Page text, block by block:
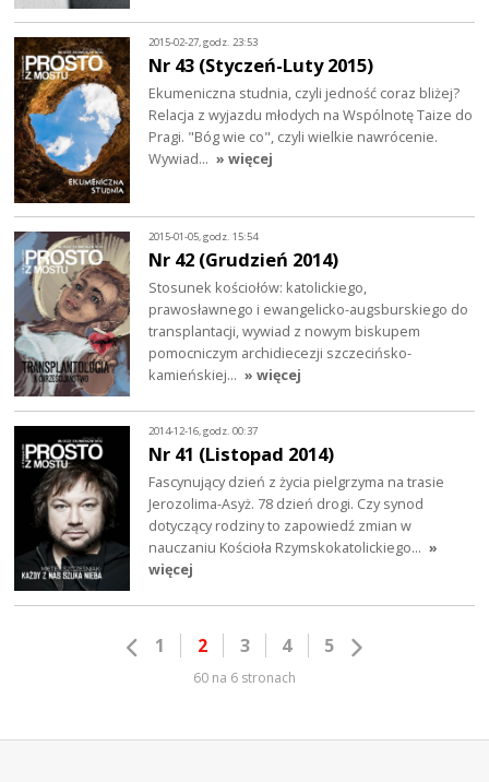
2015-02-27, godz. 23:53
Nr 43 (Styczeń-Luty 2015)
Ekumeniczna studnia, czyli jedność coraz bliżej?
Relacja z wyjazdu młodych na Wspólnotę Taize do
Pragi. "Bóg wie co", czyli wielkie nawrócenie.
Wywiad… » więcej
2015-01-05, godz. 15:54
Nr 42 (Grudzień 2014)
Stosunek kościołów: katolickiego,
prawosławnego i ewangelicko-augsburskiego do
transplantacji, wywiad z nowym biskupem
pomocniczym archidiecezji szczecińsko-
kamieńskiej… » więcej
2014-12-16, godz. 00:37
Nr 41 (Listopad 2014)
Fascynujący dzień z życia pielgrzyma na trasie
Jerozolima-Asyż. 78 dzień drogi. Czy synod
dotyczący rodziny to zapowiedź zmian w
nauczaniu Kościoła Rzymskokatolickiego… »
więcej
1 2 3 4 5
60 na 6 stronach